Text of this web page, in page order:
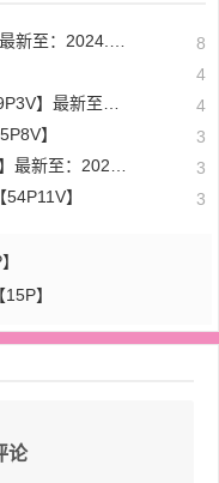
至：2024.1.10 8
4
至：2025.5.26 4
】 3
至：2024.5.13 3
】 3
】
论